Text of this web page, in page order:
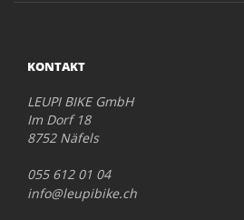
KONTAKT
LEUPI BIKE GmbH
Im Dorf 18
8752 Näfels
055 612 01 04
info@leupibike.ch